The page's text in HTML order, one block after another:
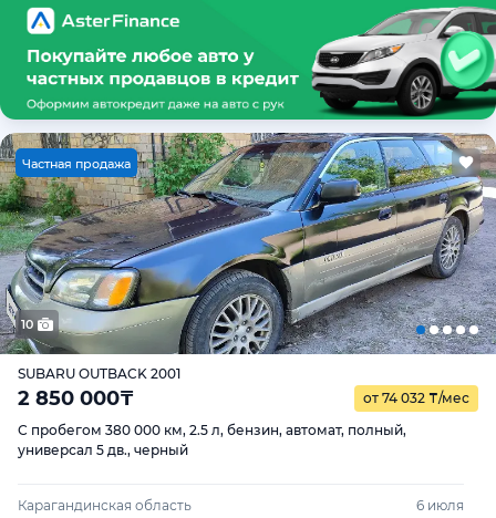
Частная продажа
10
SUBARU OUTBACK 2001
2 850 000₸ от 74 032 ₸/мес
С пробегом 380 000 км, 2.5 л, бензин, автомат, полный,
универсал 5 дв., черный
Карагандинская область 6 июля